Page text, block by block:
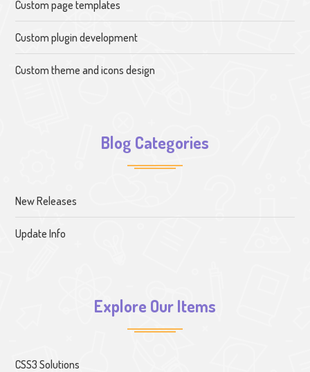
Custom page templates
Custom plugin development
Custom theme and icons design
Blog Categories
New Releases
Update Info
Explore Our Items
CSS3 Solutions